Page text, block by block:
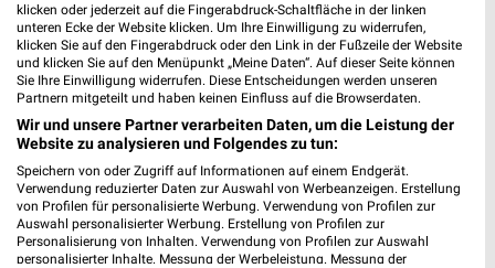
252,95 km
Rossmann Brakel
33034 Brakel
Heute 08:00 - 20:00 Uhr | Schließt in 52 Min.
301,98 km • Angebote: 3 Prospekte
klicken oder jederzeit auf die Fingerabdruck-Schaltfläche in der linken
unteren Ecke der Website klicken. Um Ihre Einwilligung zu widerrufen,
klicken Sie auf den Fingerabdruck oder den Link in der Fußzeile der Website
und klicken Sie auf den Menüpunkt „Meine Daten“. Auf dieser Seite können
Sie Ihre Einwilligung widerrufen. Diese Entscheidungen werden unseren
Partnern mitgeteilt und haben keinen Einfluss auf die Browserdaten.
Wir und unsere Partner verarbeiten Daten, um die Leistung der
Website zu analysieren und Folgendes zu tun:
Speichern von oder Zugriff auf Informationen auf einem Endgerät.
Verwendung reduzierter Daten zur Auswahl von Werbeanzeigen. Erstellung
von Profilen für personalisierte Werbung. Verwendung von Profilen zur
Auswahl personalisierter Werbung. Erstellung von Profilen zur
Personalisierung von Inhalten. Verwendung von Profilen zur Auswahl
personalisierter Inhalte. Messung der Werbeleistung. Messung der